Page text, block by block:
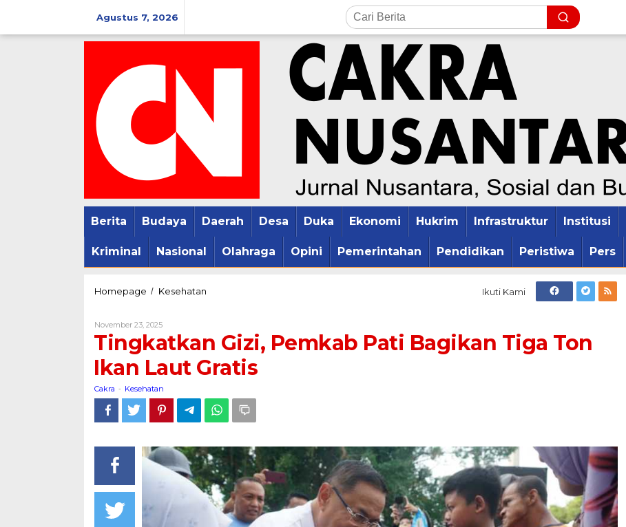
konten
Agustus 7, 2026
Berita Budaya Daerah Desa Duka Ekonomi Hukrim Infrastruktur Institusi
Kriminal Nasional Olahraga Opini Pemerintahan Pendidikan Peristiwa Pers
Homepage / Kesehatan
Bagikan
Tiga
Ton
Laut
Gratis
Ikuti Kami
November 23, 2025Oleh
Cakra
Tingkatkan Gizi, Pemkab Pati Bagikan Tiga Ton
Ikan Laut Gratis
Cakra - Kesehatan